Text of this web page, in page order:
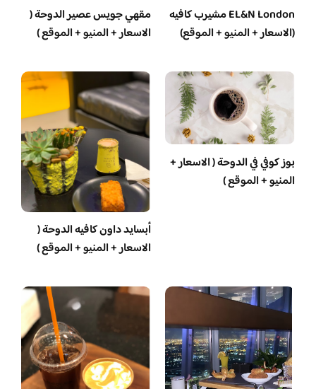
EL&N London مشيرب كافيه
(الاسعار + المنيو + الموقع)
مقهي جويس عصير الدوحة (
الاسعار + المنيو + الموقع )
بوز كوفي في الدوحة ( الاسعار +
المنيو + الموقع )
أبسايد داون كافيه الدوحة (
الاسعار + المنيو + الموقع )